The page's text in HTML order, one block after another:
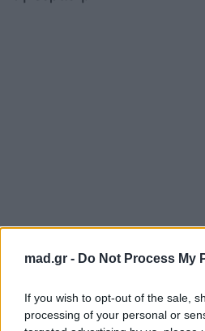
mad.gr - Do Not Process My
If you wish to opt-out of the sale,
processing of your personal or